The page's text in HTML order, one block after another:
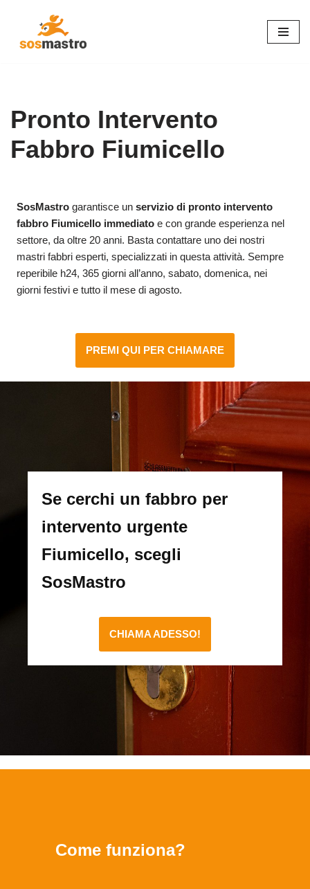
Pronto Intervento
Fabbro Fiumicello
SosMastro garantisce unservizio di pronto intervento
fabbro Fiumicello immediato e con grande esperienza nel
settore, da oltre 20 anni. Basta contattare uno dei nostri
mastri fabbri esperti, specializzati in questa attività. Sempre
reperibile h24, 365 giorni all’anno, sabato, domenica, nei
giorni festivi e tutto il mese di agosto.
PREMI QUI PER CHIAMARE
Se cerchi un fabbro per
intervento urgente
Fiumicello, scegli
SosMastro
CHIAMA ADESSO!
Come funziona?